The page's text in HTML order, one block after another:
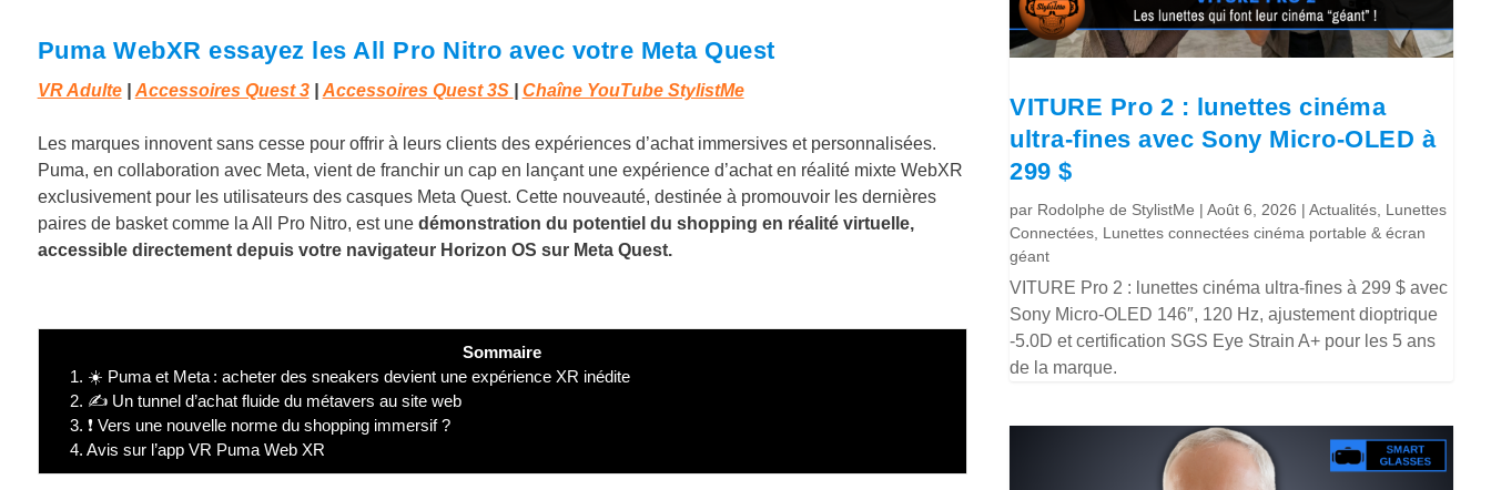
Puma WebXR essayez les All Pro Nitro avec votre Meta Quest
VR Adulte| Accessoires Quest 3| Accessoires Quest 3S Chaîne YouTube StylistMe
Les marques innovent sans cesse pour offrir à leurs clients des expériences d’achat immersives et personnalisées.
Puma, en collaboration avec Meta, vient de franchir un cap en lançant une expérience d’achat en réalité mixte WebXR
exclusivement pour les utilisateurs des casques Meta Quest. Cette nouveauté, destinée à promouvoir les dernières
paires de basket comme la All Pro Nitro, est une démonstration du potentiel du shopping en réalité virtuelle,
accessible directement depuis votre navigateur Horizon OS sur Meta Quest.
Sommaire
1. ☀️ Puma et Meta : acheter des sneakers devient une expérience XR inédite
2. ✍️ Un tunnel d’achat fluide du métavers au site web
3. ❗ Vers une nouvelle norme du shopping immersif ?
4. Avis sur l’app VR Puma Web XR
VITURE Pro 2 : lunettes cinéma
ultra-fines avec Sony Micro-OLED à
299 $
par Rodolphe de StylistMe |Août 6, 2026 |Actualités Lunettes
Connectées Lunettes connectées cinéma portable & écran
géant
VITURE Pro 2 : lunettes cinéma ultra-fines à 299 $ avec
Sony Micro-OLED 146″, 120 Hz, ajustement dioptrique
-5.0D et certification SGS Eye Strain A+ pour les 5 ans
de la marque.